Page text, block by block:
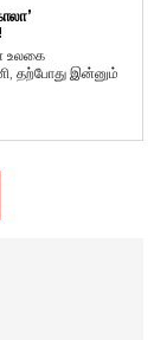
உலகை
தற்போது இன்னும்